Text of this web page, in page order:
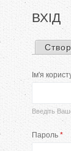
ВХІД
р
в
Ім'я
Введіть
Пароль *